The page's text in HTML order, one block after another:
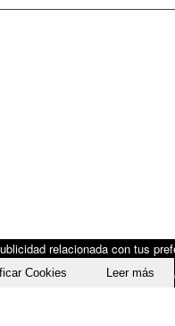
relacionada con tus
Cookies Leer más